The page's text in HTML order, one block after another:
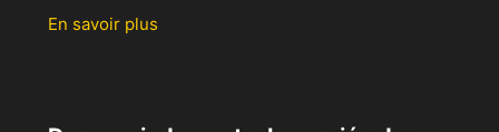
En savoir plus